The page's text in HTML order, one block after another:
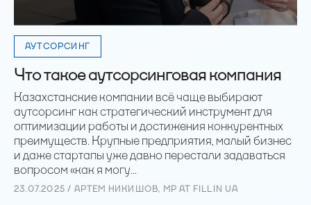
АУТСОРСИНГ
Что такое аутсорсинговая компания
Казахстанские компании всё чаще выбирают
аутсорсинг как стратегический инструмент для
оптимизации работы и достижения конкурентных
преимуществ. Крупные предприятия, малый бизнес
и даже стартапы уже давно перестали задаваться
вопросом «как я могу...
23.07.2025 / АРТЕМ НИКИШОВ, MP AT FILLIN UA